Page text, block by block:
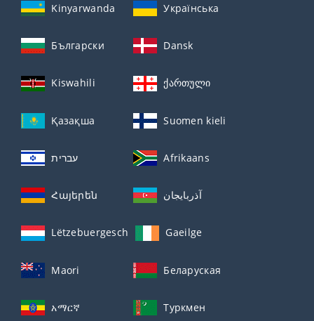
Kinyarwanda Українська
Български Dansk
Kiswahili ქართული
Қазақша Suomen kieli
עברית Afrikaans
Հայերեն آذربايجان
Lëtzebuergesch Gaeilge
Maori Беларуская
አማርኛ Туркмен